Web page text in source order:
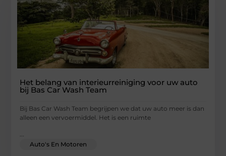
Het belang van interieurreiniging voor uw auto
bij Bas Car Wash Team
Bij Bas Car Wash Team begrijpen we dat uw auto meer is dan
alleen een vervoermiddel. Het is een ruimte
Auto's En Motoren